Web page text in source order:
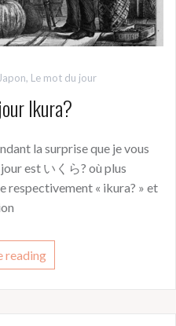
, Le mot du jour
Ikura?
la surprise que je vous
est いくら? où plus
« ikura? » et
reading